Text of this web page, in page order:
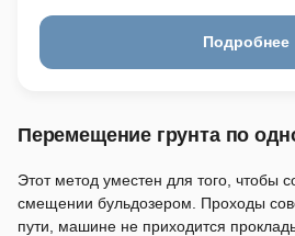
Подробнее
Перемещение грунта по
Этот метод уместен для того, чтобы
смещении бульдозером. Проходы
пути, машине не приходится